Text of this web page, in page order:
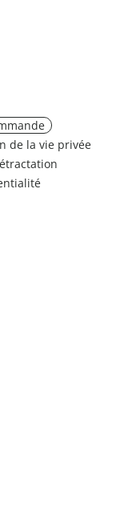
de la vie privée